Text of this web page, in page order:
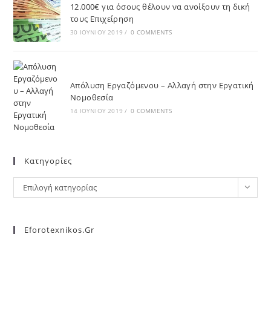
12.000€ για όσους θέλουν να ανοίξουν τη δική
τους Επιχείρηση
30 ΙΟΥΝΊΟΥ 2019 / 0 COMMENTS
Απόλυση Εργαζόμενου – Αλλαγή στην Εργατική
Νομοθεσία
14 ΙΟΥΝΊΟΥ 2019 / 0 COMMENTS
Kατηγορίες
Επιλογή κατηγορίας
Eforotexnikos.gr